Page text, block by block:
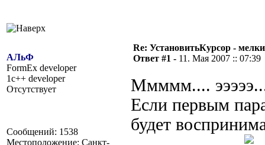
АЛьФ
FormEx developer
1c++ developer
Отсутствует
Сообщений: 1538
Местоположение: Санкт-
Re: УстановитьКурсор -
Ответ #1 - 11. Мая 2007 :: 07:39
Ммммм....
Если первым
будет